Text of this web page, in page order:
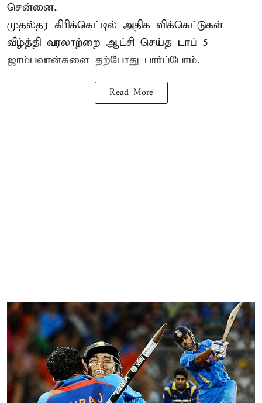
சென்னை,
முதல்தர கிரிக்கெட்டில் அதிக விக்கெட்டுகள்
வீழ்த்தி வரலாற்றை ஆட்சி செய்த டாப் 5
ஜாம்பவான்களை தற்போது பார்ப்போம்.
Read More